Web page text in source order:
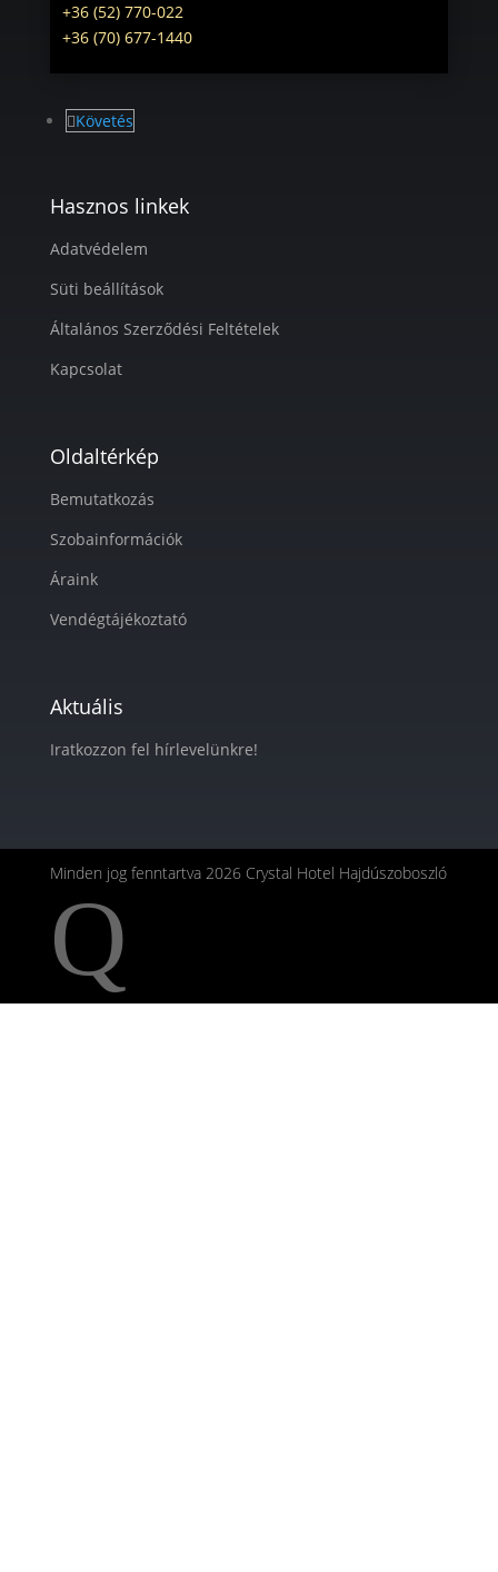
+36 (52) 770-022
+36 (70) 677-1440
Követés
Hasznos linkek
Adatvédelem
Süti beállítások
Általános Szerződési Feltételek
Kapcsolat
Oldaltérkép
Bemutatkozás
Szobainformációk
Áraink
Vendégtájékoztató
Aktuális
Iratkozzon fel hírlevelünkre!
Minden jog fenntartva 2026 Crystal Hotel Hajdúszoboszló
Q